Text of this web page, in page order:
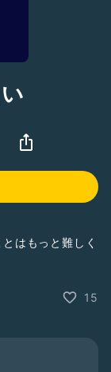
はもっと難しく
15